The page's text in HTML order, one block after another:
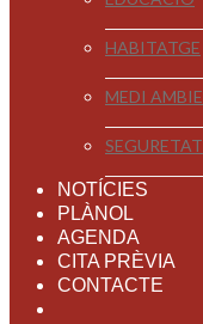
HABITATGE
MEDI
SEGURETAT
NOTÍCIES
PLÀNOL
AGENDA
CITA PRÈVIA
CONTACTE